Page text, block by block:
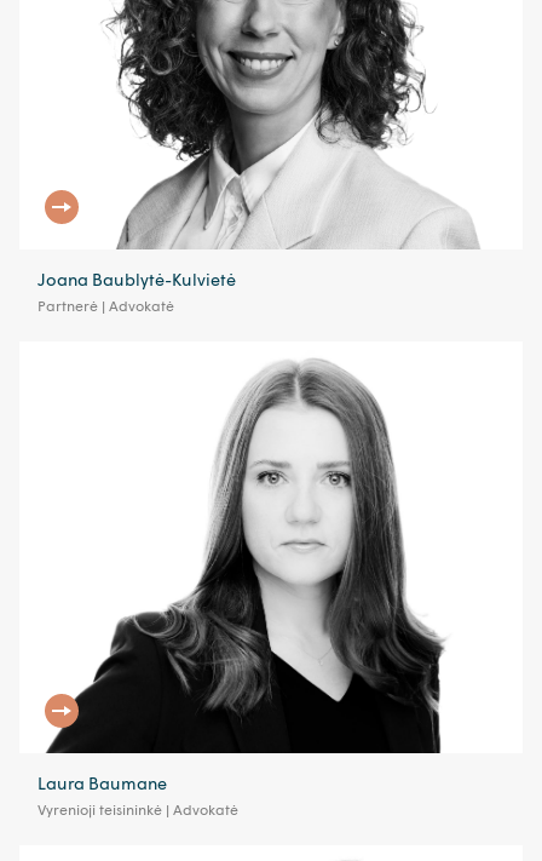
Joana Baublytė-Kulvietė
Partnerė | Advokatė
Laura Baumane
Vyrenioji teisininkė | Advokatė